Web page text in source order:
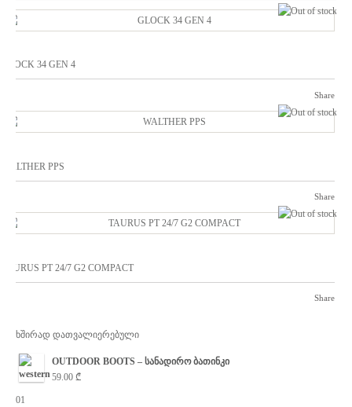
GLOCK 34 GEN 4
Share
WALTHER PPS
Share
TAURUS PT 24/7 G2 COMPACT
Share
ხშირად დათვალიერებული
OUTDOOR BOOTS – სანადირო ბათინკი
59.00 ₾
01